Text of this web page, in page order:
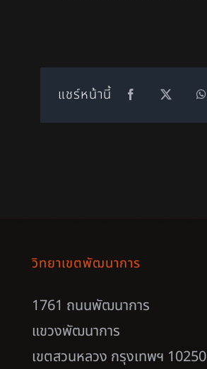
แชร์หน้านี้
วิทยาเขตพัฒนาการ
1761 ถนนพัฒนาการ
แขวงพัฒนาการ
เขตสวนหลวง กรุงเทพฯ 10250